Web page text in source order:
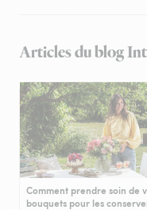
Articles du blog
Comment prendre soin de
bouquets pour les